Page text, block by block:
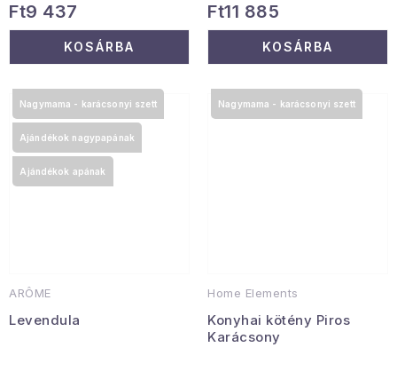
Ft9 437
KOSÁRBA
Ft11 885
KOSÁRBA
ARÔME
Levendula
Nagymama - karácsonyi szett
Ajándékok nagypapának
Ajándékok apának
Home Elements
Konyhai kötény Piros
Karácsony
Nagymama - karácsonyi szett